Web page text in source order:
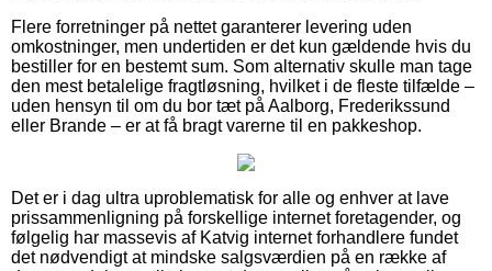
Flere forretninger på nettet garanterer levering uden
omkostninger, men undertiden er det kun gældende hvis du
bestiller for en bestemt sum. Som alternativ skulle man tage
den mest betalelige fragtløsning, hvilket i de fleste tilfælde –
uden hensyn til om du bor tæt på Aalborg, Frederikssund
eller Brande – er at få bragt varerne til en pakkeshop.
Det er i dag ultra uproblematisk for alle og enhver at lave
prissammenligning på forskellige internet foretagender, og
følgelig har massevis af Katvig internet forhandlere fundet
det nødvendigt at mindske salgsværdien på en række af